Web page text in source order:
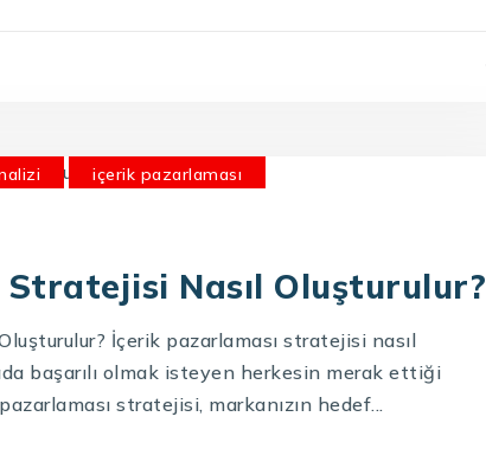
içerik pazarlaması
içerikleri Nasıl Oluşturulur?
İçerik pazarlaması stratejisi nasıl
başarılı olmak isteyen herkesin merak ettiği
stratejisi, markanızın hedef...